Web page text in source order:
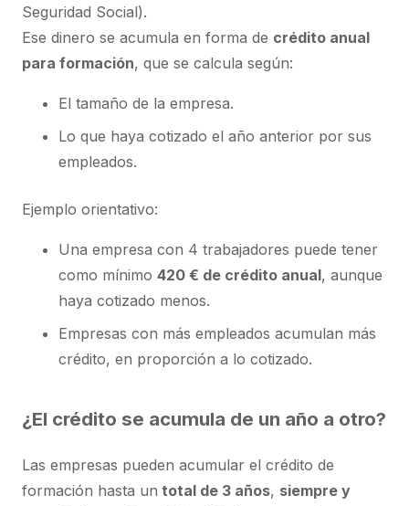
Seguridad Social).
Ese dinero se acumula en forma de crédito anual
para formación, que se calcula según:
El tamaño de la empresa.
Lo que haya cotizado el año anterior por sus
empleados.
Ejemplo orientativo:
Una empresa con 4 trabajadores puede tener
como mínimo 420 € de crédito anual, aunque
haya cotizado menos.
Empresas con más empleados acumulan más
crédito, en proporción a lo cotizado.
¿El crédito se acumula de un año a otro?
Las empresas pueden acumular el crédito de
formación hasta un total de 3 años, siempre y